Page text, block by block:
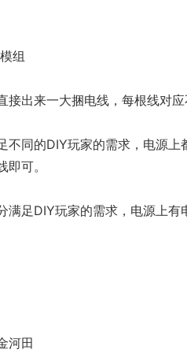
组
出来一大捆电线，每根线对应
不同的DIY玩家的需求，电源上
可。
满足DIY玩家的需求，电源上
河田